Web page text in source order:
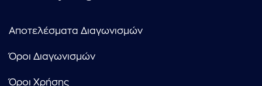
Αποτελέσματα Διαγωνισμών
Όροι Διαγωνισμών
Όροι Χρήσης